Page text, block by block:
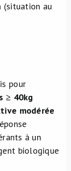
(situation au
pour
≥ 40kg
modérée
à un
biologique